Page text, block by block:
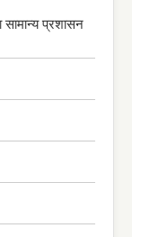
सामान्य प्रशासन